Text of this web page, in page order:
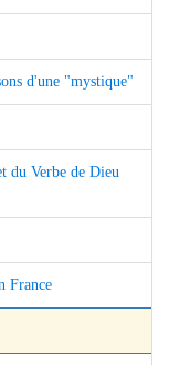
d'une "mystique"
du Verbe de Dieu
France